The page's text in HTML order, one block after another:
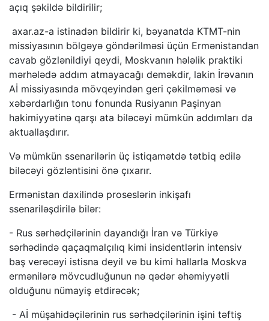
açıq şəkildə bildirilir;
axar.az-a istinadən bildirir ki, bəyanatda KTMT-nin
missiyasının bölgəyə göndərilməsi üçün Ermənistandan
cavab gözlənildiyi qeydi, Moskvanın hələlik praktiki
mərhələdə addım atmayacağı deməkdir, lakin İrəvanın
Aİ missiyasında mövqeyindən geri çəkilməməsi və
xəbərdarlığın tonu fonunda Rusiyanın Paşinyan
hakimiyyətinə qarşı ata biləcəyi mümkün addımları da
aktuallaşdırır.
Və mümkün ssenarilərin üç istiqamətdə tətbiq edilə
biləcəyi gözləntisini önə çıxarır.
Ermənistan daxilində proseslərin inkişafı
ssenariləşdirilə bilər:
- Rus sərhədçilərinin dayandığı İran və Türkiyə
sərhədində qaçaqmalçılıq kimi insidentlərin intensiv
baş verəcəyi istisna deyil və bu kimi hallarla Moskva
ermənilərə mövcudluğunun nə qədər əhəmiyyətli
olduğunu nümayiş etdirəcək;
- Aİ müşahidəçilərinin rus sərhədçilərinin işini təftiş